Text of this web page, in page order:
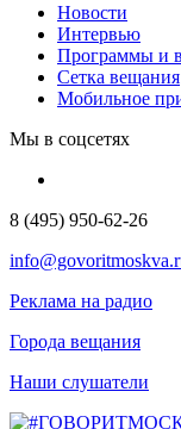
Новости
Интервью
Программы и
Сетка вещания
Мобильное
Мы в соцсетях
8 (495) 950-62-26
Реклама на радио
Города вещания
Наши слушатели